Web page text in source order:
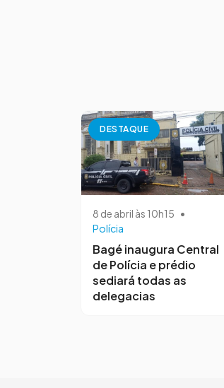
DESTAQUE
8 de abril às 10h15 •
Polícia
Bagé inaugura Central
de Polícia e prédio
sediará todas as
delegacias